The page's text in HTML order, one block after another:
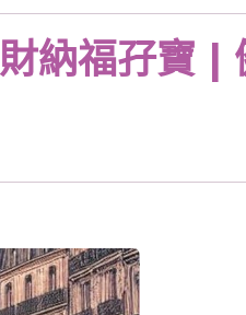
納福孖寶 |